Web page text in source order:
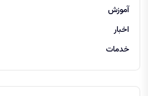
آموزش
اخبار
خدمات